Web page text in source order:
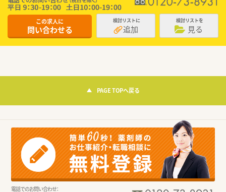
この求人に
問い合わせる
検討リストに
追加
検討リストを
見る
PAGE TOPへ戻る
電話でのお問い合わせ：